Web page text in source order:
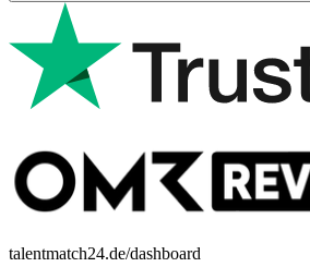
talentmatch24.de/dashboard